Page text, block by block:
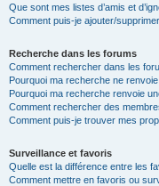
Que sont mes listes d’amis et
Comment puis-je ajouter/
Recherche dans les forums
Comment rechercher dans les
Pourquoi ma recherche ne
Pourquoi ma recherche renvoie
Comment rechercher des
Comment puis-je trouver mes
Surveillance et favoris
Quelle est la différence entre les
Comment mettre en favoris ou